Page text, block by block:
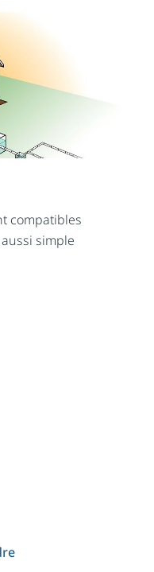
compatibles
simple